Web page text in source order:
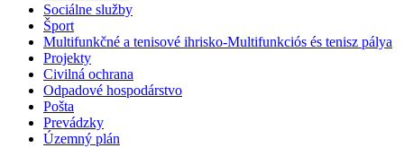
Sociálne služby
Šport
Multifunkčné a tenisové ihrisko-Multifunkciós és tenisz pálya
Projekty
Civilná ochrana
Odpadové hospodárstvo
Pošta
Prevádzky
Územný plán